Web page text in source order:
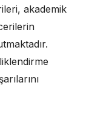
akademik